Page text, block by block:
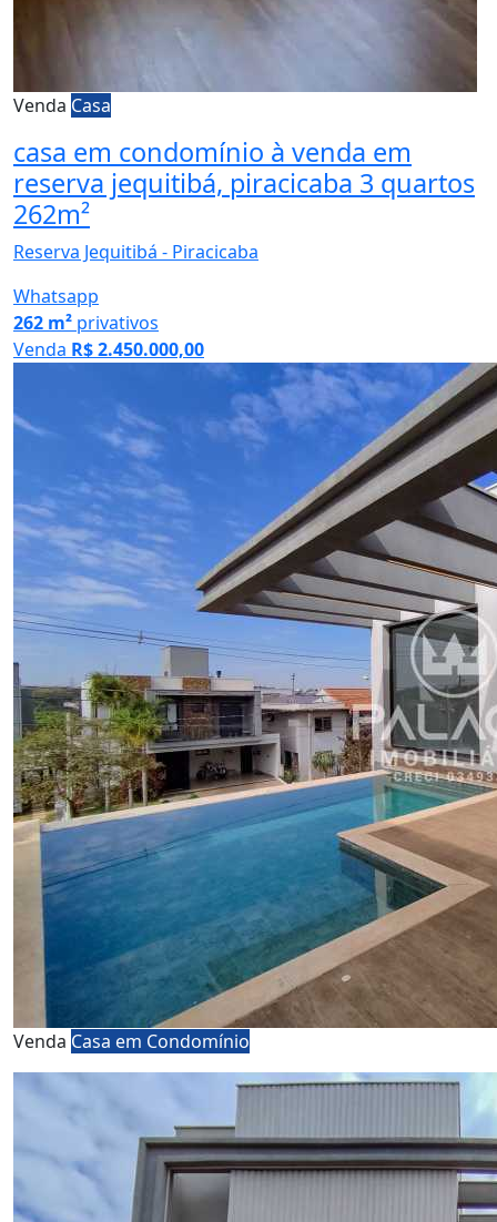
Venda Casa
casa em condomínio à venda em
reserva jequitibá, piracicaba 3 quartos
262m²
Reserva Jequitibá - Piracicaba
Whatsapp
262 m² privativos
Venda R$ 2.450.000,00
Venda Casa em Condomínio